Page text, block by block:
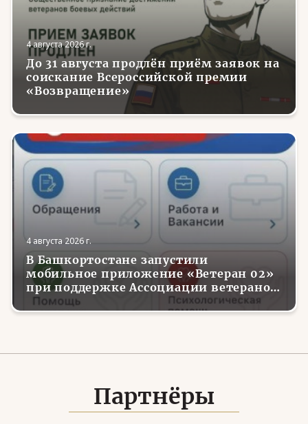
4 августа 2026 г.
До 31 августа продлён приём заявок на
соискание Всероссийской премии
«Возвращение»
4 августа 2026 г.
В Башкортостане запустили
мобильное приложение «Ветеран 02»
при поддержке Ассоциации ветеранов
СВО
Партнёры